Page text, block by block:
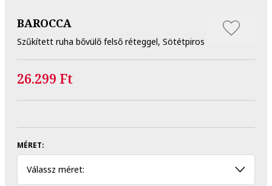
BAROCCA
Szűkített ruha bővülő felső réteggel, Sötétpiros
26.299 Ft
MÉRET:
Válassz méret: